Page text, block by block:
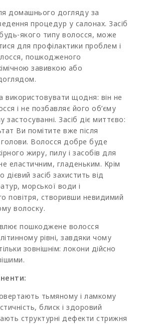
домашнього догляду за
процедур у салонах. Засіб
якого типу волосся, може
для профілактики проблем і
пошкодженого
завивкою або
щодня: він не
і не позбавляє його об’єму
застосуванні. Засіб діє миттєво:
Ви помітите вже після
Волосся добре буде
жиру, пилу і засобів для
еластичним, гладеньким. Крім
дієвий засіб захистить від
морської води і
повітря, створивши невидимий
волоску.
пошкоджене волосся
рівні, завдяки чому
зовнішнім: локони дійсно
тьмяному і ламкому
блиск і здоровий
структурні дефекти стрижня